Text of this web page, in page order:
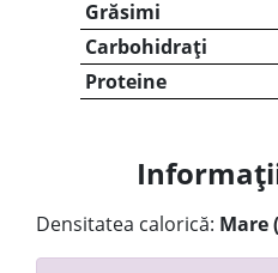
Grăsimi
Carbohidrați
Proteine
Densitatea calorică: Mare